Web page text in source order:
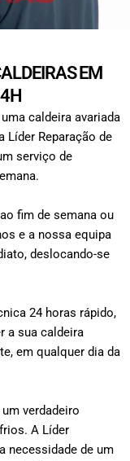
EM
caldeira avariada
Líder Reparação de
serviço de
fim de semana ou
e a nossa equipa
deslocando-se
24 horas rápido,
a sua caldeira
em qualquer dia da
verdadeiro
A Líder
necessidade de um